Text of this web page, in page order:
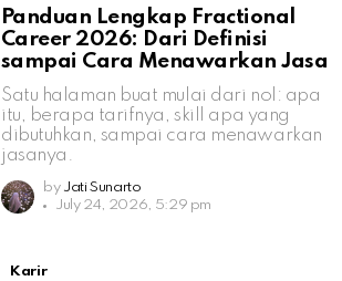
Panduan Lengkap Fractional
Career 2026: Dari Definisi
sampai Cara Menawarkan Jasa
Satu halaman buat mulai dari nol: apa
itu, berapa tarifnya, skill apa yang
dibutuhkan, sampai cara menawarkan
jasanya.
by Jati Sunarto
July 24, 2026, 5:29 pm
Karir